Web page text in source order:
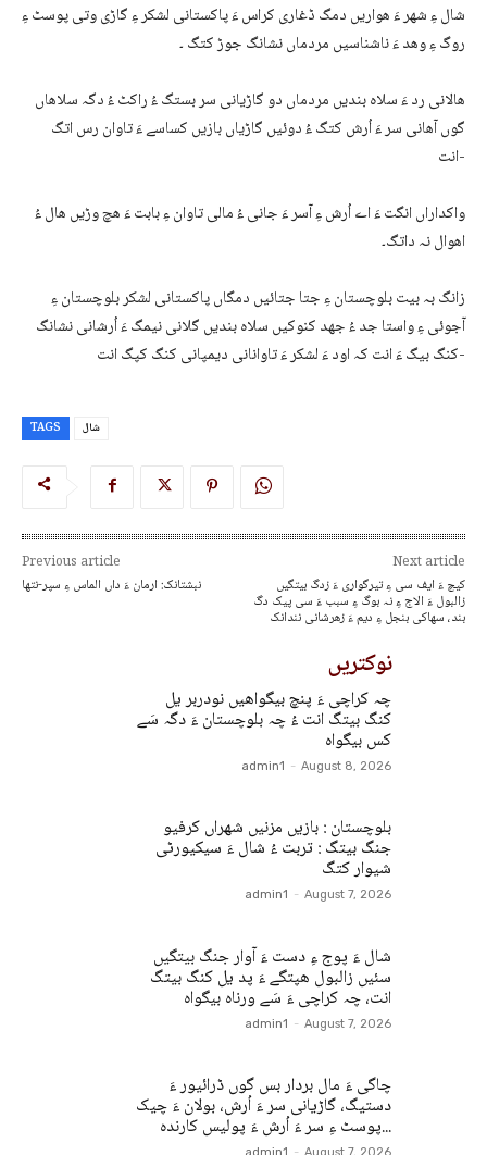
شال ءِ شھر ءَ ھواریں دمگ ڈغاری کراس ءَ پاکستانی لشکر ءِ گاڑی وتی پوسٹ ءِ
روگ ءِ وھد ءَ ناشناسیں مردماں نشانگ جوڑ کتگ ۔
ھالانی رد ءَ سلاہ بندیں مردماں دو گاڑیانی سر بستگ ءُ راکٹ ءُ دگہ سلاھاں
گوں آھانی سر ءَ اُرش کتگ ءُ دوئیں گاڑیاں بازیں کساسے ءَ تاوان رس اتگ
انت-
واکداراں انگت ءَ اے اُرش ءِ آسر ءَ جانی ءُ مالی تاوان ءِ بابت ءَ ھچ وڑیں ھال ءُ
اھوال نہ داتگ۔
زانگ بہ بیت بلوچستان ءِ جتا جتائیں دمگاں پاکستانی لشکر بلوچستان ءِ
آجوئی ءِ واستا جد ءُ جھد کنوکیں سلاہ بندیں گلانی نیمگ ءَ اُرشانی نشانگ
کنگ بیگ ءَ انت کہ اود ءَ لشکر ءَ تاوانانی دیمپانی کنگ کپگ انت-
TAGS شال
Previous article
نبشتانک: ارمان ءَ داں الماس ءِ سپر-نتھا
Next article
کیچ ءَ ایف سی ءِ تیرگواری ءَ زدگ بیتگیں
زالبول ءَ الاج ءِ نہ بوگ ءِ سبب ءَ سی پیک دگ
بند، سھاکی بنجل ءِ دیم ءَ زھرشانی نندانک
نوکتریں
چہ کراچی ءَ پنچ بیگواھیں نودربر یل
کنگ بیتگ انت ءُ چہ بلوچستان ءَ دگہ سَے
کس بیگواہ
admin1 - August 8, 2026
بلوچستان : بازیں مزنیں شھراں کرفیو
جنگ بیتگ : تربت ءُ شال ءَ سیکیورٹی
شیوار کتگ
admin1 - August 7, 2026
شال ءَ پوج ءِ دست ءَ آوار جنگ بیتگیں
سئیں زالبول ھپتگے ءَ پد یل کنگ بیتگ
انت، چہ کراچی ءَ سَے ورناہ بیگواہ
admin1 - August 7, 2026
چاگی ءَ مال بردار بس گوں ڈرائیور ءَ
دستیگ، گاڑیانی سر ءَ اُرش، بولان ءَ چیک
پوسٹ ءِ سر ءَ اُرش ءَ پولیس کارندہ...